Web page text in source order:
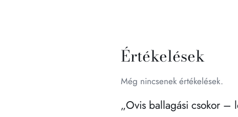
Értékelések
Még nincsenek értékelések.
„Ovis ballagási csokor –